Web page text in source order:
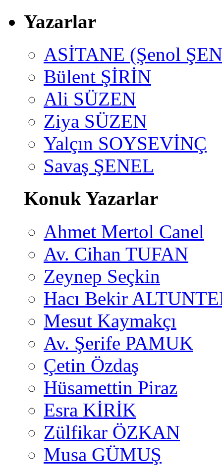
Yazarlar
ASİTANE (Şenol
Bülent ŞİRİN
Ali SÜZEN
Ziya SÜZEN
Yalçın SOYSEVİNÇ
Savaş ŞENEL
Konuk Yazarlar
Ahmet Mertol Canel
Av. Cihan TUFAN
Zeynep Seçkin
Hacı Bekir
Mesut Kaymakçı
Av. Şerife PAMUK
Çetin Özdaş
Hüsamettin Piraz
Esra KİRİK
Zülfikar ÖZKAN
Musa GÜMUŞ